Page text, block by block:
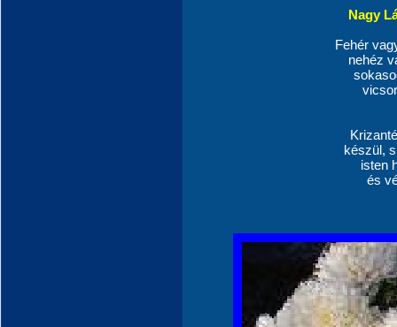
Nagy
Fehér
nehéz
készül,
isten
és